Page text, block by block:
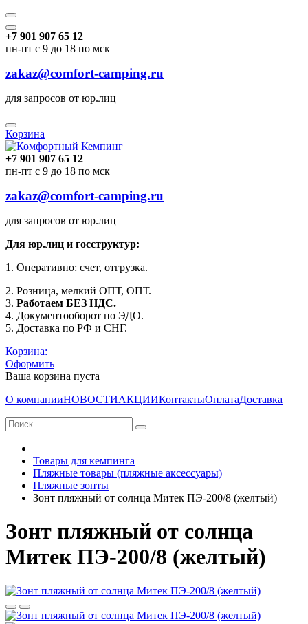
+7 901 907 65 12
пн-пт с 9 до 18 по мск
zakaz@comfort-camping.ru
для запросов от юр.лиц
Корзина
+7 901 907 65 12
пн-пт с 9 до 18 по мск
zakaz@comfort-camping.ru
для запросов от юр.лиц
Для юр.лиц и госструктур:
1. Оперативно: счет, отгрузка.
2. Розница, мелкий ОПТ, ОПТ.
3. Работаем БЕЗ НДС.
4. Документооборот по ЭДО.
5. Доставка по РФ и СНГ.
Корзина:
Оформить
Ваша корзина пуста
О компанииНОВОСТИАКЦИИКонтактыОплатаДоставка
Товары для кемпинга
Пляжные товары (пляжные аксессуары)
Пляжные зонты
Зонт пляжный от солнца Митек ПЭ-200/8 (желтый)
Зонт пляжный от солнца
Митек ПЭ-200/8 (желтый)